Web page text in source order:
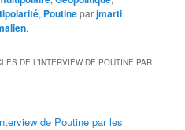
, Poutineparjmarti.
.
DE L’INTERVIEW DE POUTINE PAR
de Poutine par les